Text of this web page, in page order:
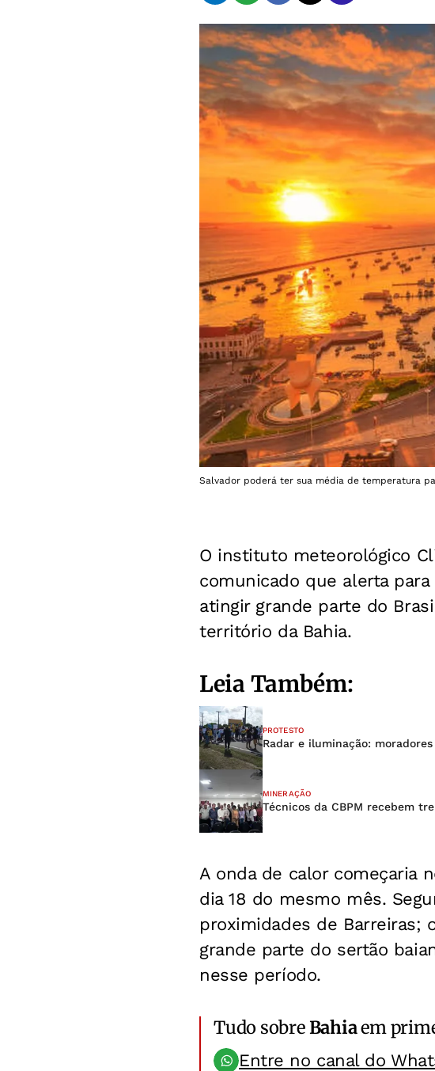
Salvador poderá ter sua média de temperatura
O instituto meteorológico
comunicado que alerta
atingir grande parte do
território da Bahia.
Leia Também:
PROTESTO
Radar e iluminação:
MINERAÇÃO
Técnicos da CBPM recebem
A onda de calor começaria
dia 18 do mesmo mês.
proximidades de Barreiras;
grande parte do sertão
nesse período.
Tudo sobreBahiaem
Entre no canal do